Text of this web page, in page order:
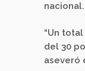
nacional.
“Un
del 30
aseveró